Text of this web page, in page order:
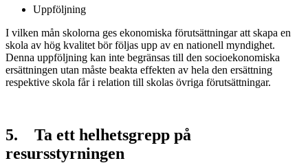
Uppföljning
I vilken mån skolorna ges ekonomiska förutsättningar att skapa en
skola av hög kvalitet bör följas upp av en nationell myndighet.
Denna uppföljning kan inte begränsas till den socioekonomiska
ersättningen utan måste beakta effekten av hela den ersättning
respektive skola får i relation till skolas övriga förutsättningar.
5. Ta ett helhetsgrepp på
resursstyrningen